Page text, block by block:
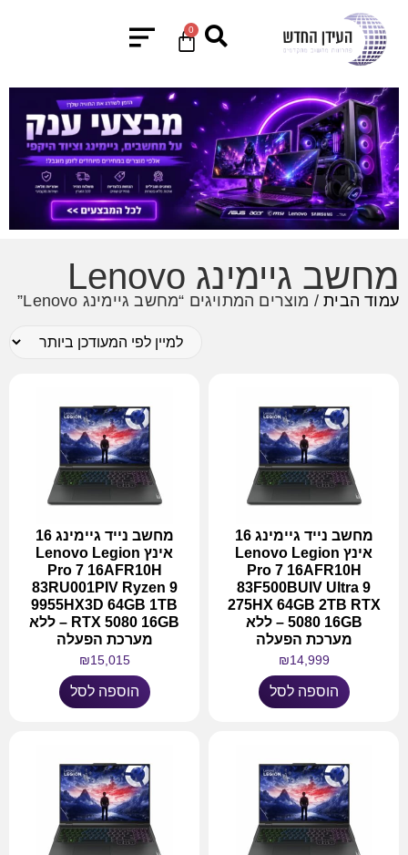
0
מחשב גיימינג Lenovo
עמוד הבית/ מוצרים המתויגים “מחשב גיימינג Lenovo”
מחשב נייד גיימינג 16
אינץ Lenovo Legion
Pro 7 16AFR10H
83F500BUIV Ultra 9
275HX 64GB 2TB RTX
5080 16GB – ללא
מערכת הפעלה
₪14,999
הוספה לסל
מחשב נייד גיימינג 16
אינץ Lenovo Legion
Pro 7 16AFR10H
83RU001PIV Ryzen 9
9955HX3D 64GB 1TB
RTX 5080 16GB – ללא
מערכת הפעלה
₪15,015
הוספה לסל